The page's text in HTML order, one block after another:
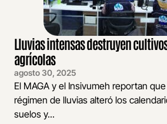
Lluvias intensas destruyen
agrícolas
agosto 30, 2025
El MAGA y el Insivumeh reportan
régimen de lluvias alteró los
suelos y...